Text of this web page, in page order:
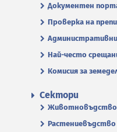
Документен
Проверка на
Административни
Най-често
Комисия за
Сектори
Животновъдство
Растениевъдство